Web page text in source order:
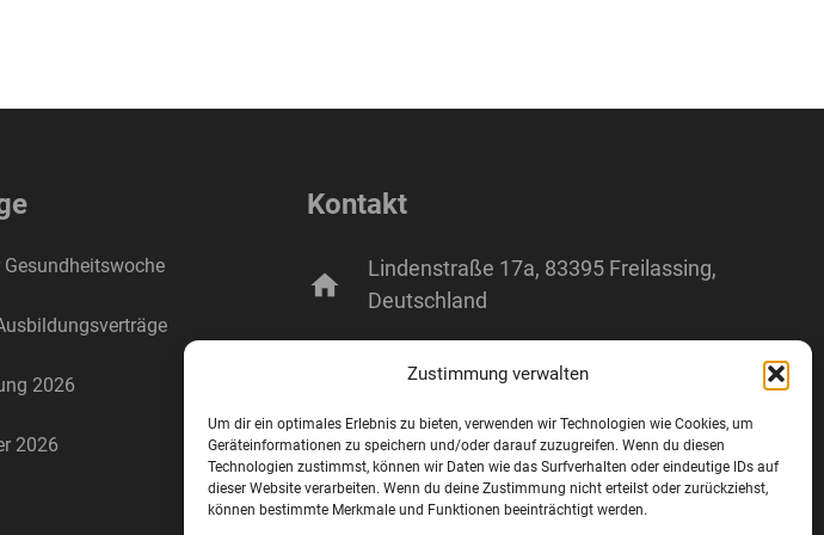
Zustimmung verwalten
Um dir ein optimales Erlebnis zu bieten, verwenden wir Technologien wie Cookies, um
Geräteinformationen zu speichern und/oder darauf zuzugreifen. Wenn du diesen
Technologien zustimmst, können wir Daten wie das Surfverhalten oder eindeutige IDs auf
dieser Website verarbeiten. Wenn du deine Zustimmung nicht erteilst oder zurückziehst,
können bestimmte Merkmale und Funktionen beeinträchtigt werden.
2026
2026
Kontakt
home
Lindenstraße 17a, 83395 Freilassing,
Deutschland
info@wifo-freilassing.de
phone +49 8654 77288-0
fax +49 8654 77288-2